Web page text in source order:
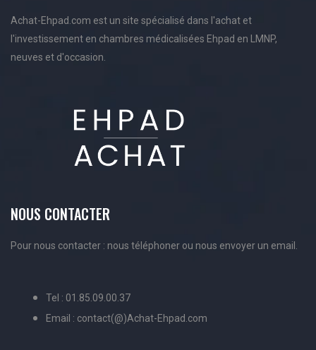
Achat-Ehpad.com est un site spécialisé dans l'achat et
l'investissement en chambres médicalisées Ehpad en LMNP,
neuves et d'occasion.
NOUS CONTACTER
Pour nous contacter : nous téléphoner ou nous envoyer un email.
Tel : 01.85.09.00.37
Email : contact(@)Achat-Ehpad.com